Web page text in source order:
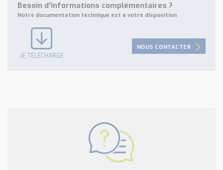
Besoin d'informations complémentaires ?
Notre documentation technique est à votre disposition
JE TÉLÉCHARGE
NOUS CONTACTER